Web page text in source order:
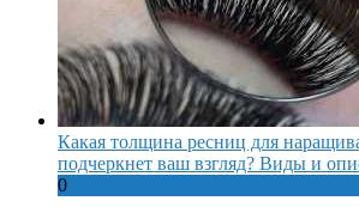
Какая толщина ресниц для
подчеркнет ваш взгляд? Виды и
0